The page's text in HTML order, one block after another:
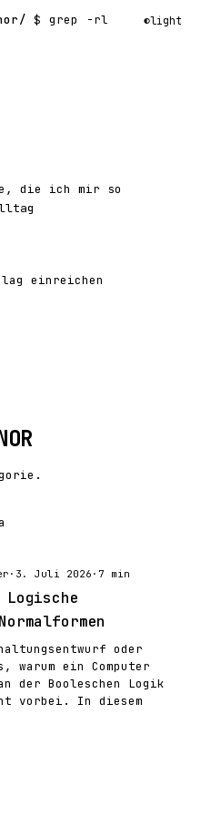
$ grep -rl ◐light
die ich mir so
einreichen
· 3. Juli 2026 · 7 min
oder
warum ein Computer
der Booleschen Logik
vorbei. In diesem